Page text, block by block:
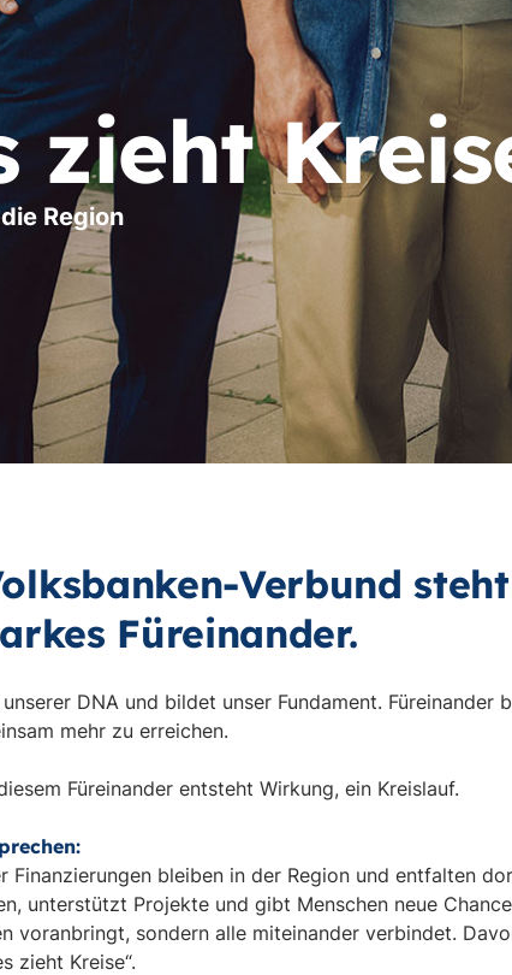
zieht
Region
Verbund
Füreinander.
DNA und bildet unser Fundament. Füreinander
mehr zu erreichen.
Füreinander entsteht Wirkung, ein Kreislauf.
Finanzierungen bleiben in der Region und entfalten
unterstützt Projekte und gibt Menschen neue
voranbringt, sondern alle miteinander verbindet.
zieht Kreise“.